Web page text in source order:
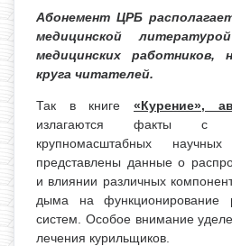
Абонемент ЦРБ
медицинской
медицинских
круга читателей.
Так в книге «Курение»,
излагаются факты с
крупномасштабных
представлены данные о
и влиянии различных
дыма на функционирование
систем. Особое внимание
лечения курильщиков.